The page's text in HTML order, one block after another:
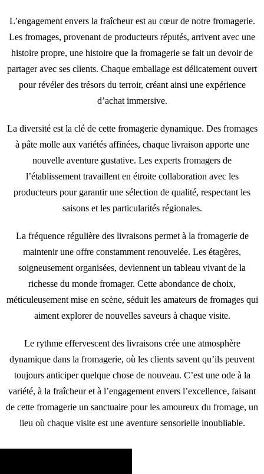
L’engagement envers la fraîcheur est au cœur de notre fromagerie.
Les fromages, provenant de producteurs réputés, arrivent avec une
histoire propre, une histoire que la fromagerie se fait un devoir de
partager avec ses clients. Chaque emballage est délicatement ouvert
pour révéler des trésors du terroir, créant ainsi une expérience
d’achat immersive.
La diversité est la clé de cette fromagerie dynamique. Des fromages
à pâte molle aux variétés affinées, chaque livraison apporte une
nouvelle aventure gustative. Les experts fromagers de
l’établissement travaillent en étroite collaboration avec les
producteurs pour garantir une sélection de qualité, respectant les
saisons et les particularités régionales.
La fréquence régulière des livraisons permet à la fromagerie de
maintenir une offre constamment renouvelée. Les étagères,
soigneusement organisées, deviennent un tableau vivant de la
richesse du monde fromager. Cette abondance de choix,
méticuleusement mise en scène, séduit les amateurs de fromages qui
aiment explorer de nouvelles saveurs à chaque visite.
Le rythme effervescent des livraisons crée une atmosphère
dynamique dans la fromagerie, où les clients savent qu’ils peuvent
toujours anticiper quelque chose de nouveau. C’est une ode à la
variété, à la fraîcheur et à l’engagement envers l’excellence, faisant
de cette fromagerie un sanctuaire pour les amoureux du fromage, un
lieu où chaque visite est une aventure sensorielle inoubliable.